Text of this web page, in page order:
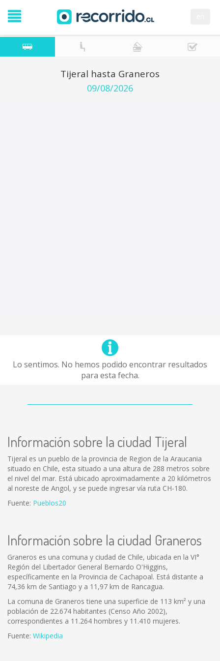
Tijeral hasta Graneros
09/08/2026
Lo sentimos. No hemos podido encontrar resultados
para esta fecha.
Información sobre la ciudad Tijeral
Tijeral es un pueblo de la provincia de Region de la Araucania
situado en Chile, esta situado a una altura de 288 metros sobre
el nivel del mar. Está ubicado aproximadamente a 20 kilómetros
al noreste de Angol, y se puede ingresar vía ruta CH-180.
Fuente: Pueblos20
Información sobre la ciudad Graneros
Graneros es una comuna y ciudad de Chile, ubicada en la VI°
Región del Libertador General Bernardo O'Higgins,
específicamente en la Provincia de Cachapoal. Está distante a
74,36 km de Santiago y a 11,97 km de Rancagua.
La comuna de Graneros tiene una superficie de 113 km² y una
población de 22.674 habitantes (Censo Año 2002),
correspondientes a 11.264 hombres y 11.410 mujeres.
Fuente: Wikipedia